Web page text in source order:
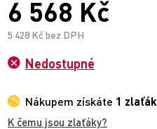
6 568 Kč
5 428 Kč bez DPH
Nedostupné
Nákupem získáte 1 zlaťák
K čemu jsou zlaťáky?